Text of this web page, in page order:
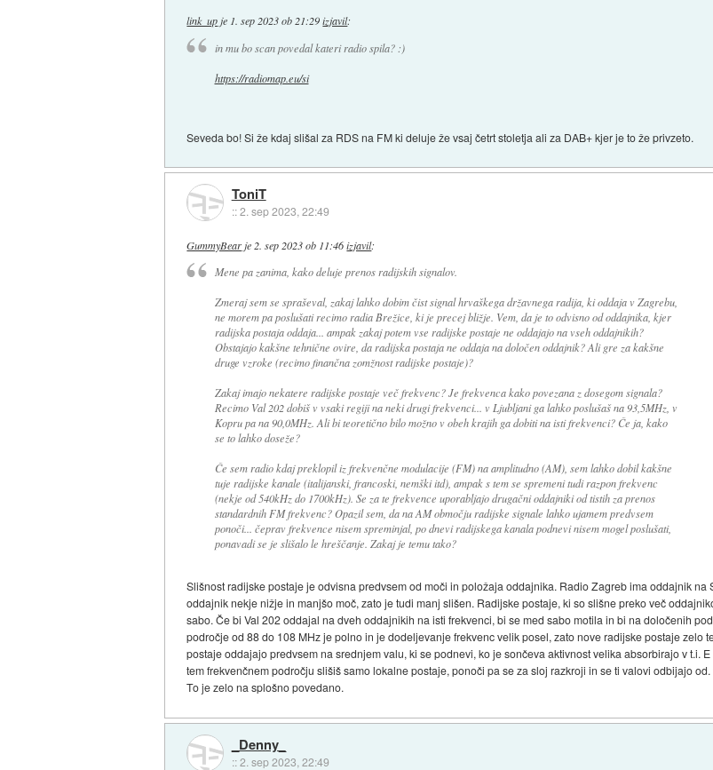
link_upje 1. sep 2023 ob 21:29 izjavil:
in mu bo scan povedal kateri radio spila? :)
https://radiomap.eu/si
Seveda bo! Si že kdaj slišal za RDS na FM ki deluje že vsaj četrt stoletja ali za DAB+ kjer je to že privzeto.
ToniT
::2. sep 2023, 22:49
GummyBear je 2. sep 2023 ob 11:46 izjavil:
Mene pa zanima, kako deluje prenos radijskih signalov.
Zmeraj sem se spraševal, zakaj lahko dobim čist signal hrvaškega državnega radija, ki oddaja v Zagrebu,
ne morem pa poslušati recimo radia Brežice, ki je precej bližje. Vem, da je to odvisno od oddajnika, kjer
radijska postaja oddaja... ampak zakaj potem vse radijske postaje ne oddajajo na vseh oddajnikih?
Obstajajo kakšne tehnične ovire, da radijska postaja ne oddaja na določen oddajnik? Ali gre za kakšne
druge vzroke (recimo finančna zomžnost radijske postaje)?
Zakaj imajo nekatere radijske postaje več frekvenc? Je frekvenca kako povezana z dosegom signala?
Recimo Val 202 dobiš v vsaki regiji na neki drugi frekvenci... v Ljubljani ga lahko poslušaš na 93,5MHz, v
Kopru pa na 90,0MHz. Ali bi teoretično bilo možno v obeh krajih ga dobiti na isti frekvenci? Če ja, kako
se to lahko doseže?
Če sem radio kdaj preklopil iz frekvenčne modulacije (FM) na amplitudno (AM), sem lahko dobil kakšne
tuje radijske kanale (italijanski, francoski, nemški itd), ampak s tem se spremeni tudi razpon frekvenc
(nekje od 540kHz do 1700kHz). Se za te frekvence uporabljajo drugačni oddajniki od tistih za prenos
standardnih FM frekvenc? Opazil sem, da na AM območju radijske signale lahko ujamem predvsem
ponoči... čeprav frekvence nisem spreminjal, po dnevi radijskega kanala podnevi nisem mogel poslušati,
ponavadi se je slišalo le hreščanje. Zakaj je temu tako?
Slišnost radijske postaje je odvisna predvsem od moči in položaja oddajnika. Radio Zagreb ima oddajnik na
oddajnik nekje nižje in manjšo moč, zato je tudi manj slišen. Radijske postaje, ki so slišne preko več
sabo. Če bi Val 202 oddajal na dveh oddajnikih na isti frekvenci, bi se med sabo motila in bi na določenih
področje od 88 do 108 MHz je polno in je dodeljevanje frekvenc velik posel, zato nove radijske postaje zelo
postaje oddajajo predvsem na srednjem valu, ki se podnevi, ko je sončeva aktivnost velika absorbirajo v t.i.
tem frekvenčnem področju slišiš samo lokalne postaje, ponoči pa se za sloj razkroji in se ti valovi odbijajo
To je zelo na splošno povedano.
_Denny_
::2. sep 2023, 22:49